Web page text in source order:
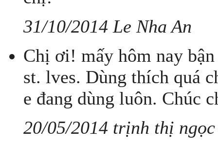
31/10/2014 Le Nha An
Chị ơi! mấy hôm nay
st. lves. Dùng thích quá
e đang dùng luôn. Chúc
20/05/2014 trịnh thị ngọc